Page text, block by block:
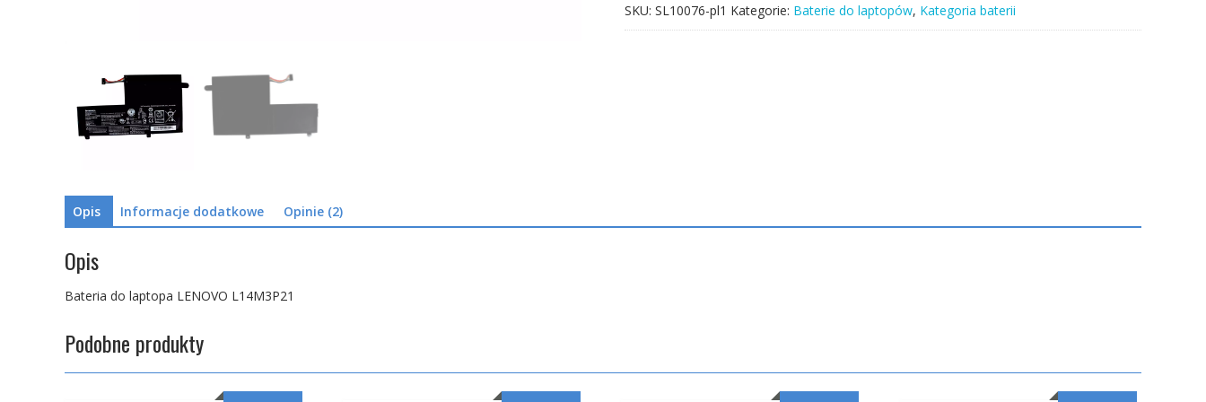
SKU: SL10076-pl1 Kategorie: Baterie do laptopów, Kategoria baterii
Opis Informacje dodatkowe Opinie (2)
Opis
Bateria do laptopa LENOVO L14M3P21
Podobne produkty